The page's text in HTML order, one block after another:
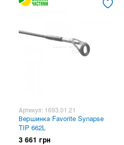
Артикул: 1693.01.21
Вершинка Favorite Synapse
TIP 662L
3 661 грн